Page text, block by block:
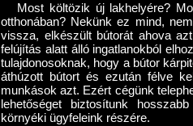
Most költözik új lakhelyére?
otthonában? Nekünk ez mind,
vissza, elkészült bútorát ahova
felújítás alatt álló ingatlanokból
tulajdonosoknak, hogy a bútor
áthúzott bútort és ezután félve
munkások azt. Ezért cégünk
lehetőséget biztosítunk
környéki ügyfeleink részére.